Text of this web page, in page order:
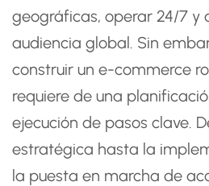
geográficas, operar 24/7 y
audiencia global. Sin
construir un e-commerce
requiere de una
ejecución de pasos clave.
estratégica hasta la
la puesta en marcha de